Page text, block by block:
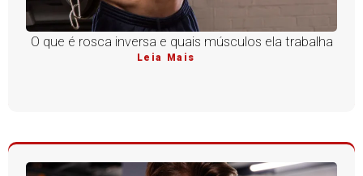
O que é rosca inversa e quais músculos ela trabalha
Leia Mais